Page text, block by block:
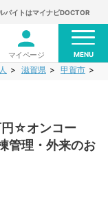
バイトはマイナビDOCTOR
マイページ MENU
滋賀県 甲賀市
円☆オンコー
管理・外来のお